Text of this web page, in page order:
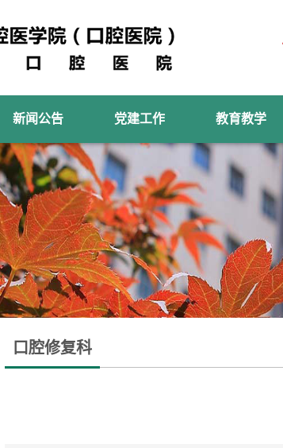
新闻公告 党建工作 教育教学
口腔修复科